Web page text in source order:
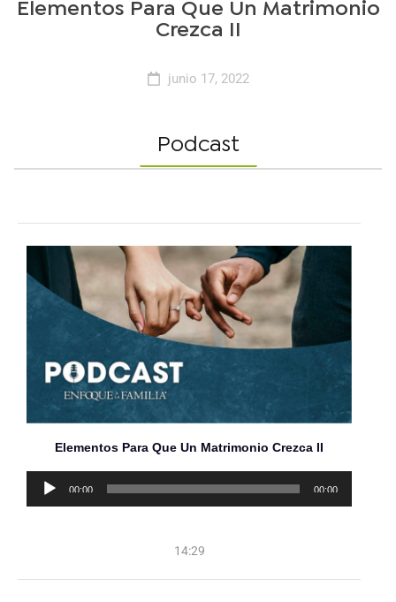
Elementos Para Que Un Matrimonio
Crezca II
junio 17, 2022
Podcast
Elementos Para Que Un Matrimonio Crezca II
Reproductor
00:00 00:00
14:29